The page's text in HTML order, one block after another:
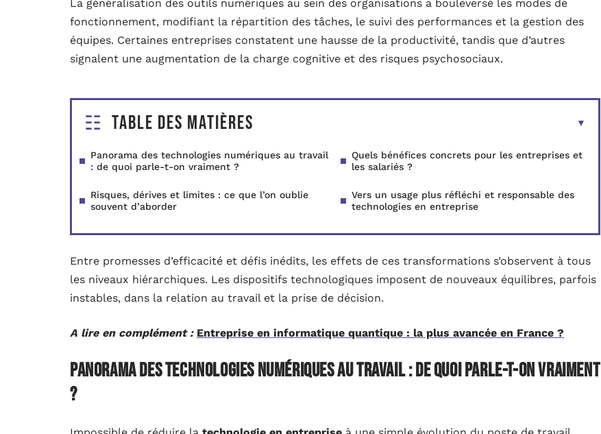
La généralisation des outils numériques au sein des organisations a bouleversé les modes de
fonctionnement, modifiant la répartition des tâches, le suivi des performances et la gestion des
équipes. Certaines entreprises constatent une hausse de la productivité, tandis que d’autres
signalent une augmentation de la charge cognitive et des risques psychosociaux.
Table des matières
Panorama des technologies numériques au travail
: de quoi parle-t-on vraiment ?
Quels bénéfices concrets pour les entreprises et
les salariés ?
Risques, dérives et limites : ce que l’on oublie
souvent d’aborder
Vers un usage plus réfléchi et responsable des
technologies en entreprise
Entre promesses d’efficacité et défis inédits, les effets de ces transformations s’observent à tous
les niveaux hiérarchiques. Les dispositifs technologiques imposent de nouveaux équilibres, parfois
instables, dans la relation au travail et la prise de décision.
A lire en complément : Entreprise en informatique quantique : la plus avancée en France ?
Panorama des technologies numériques au travail : de quoi parle-t-on vraiment
?